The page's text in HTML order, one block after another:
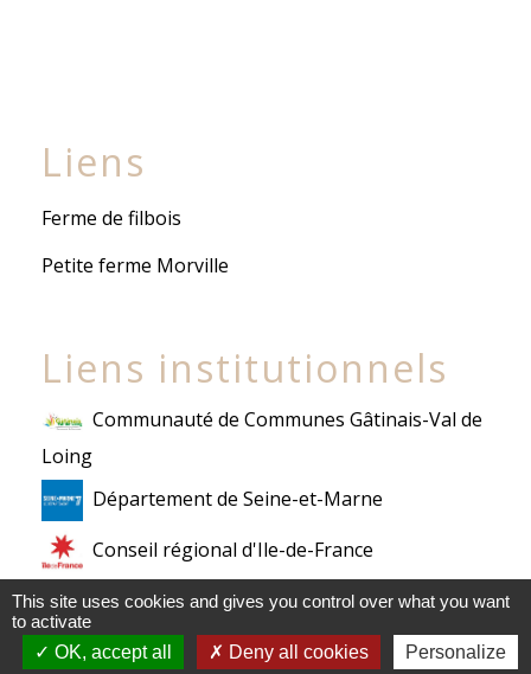
Liens
Ferme de filbois
Petite ferme Morville
Liens institutionnels
Communauté de Communes Gâtinais-Val de
Loing
Département de Seine-et-Marne
Conseil régional d'Ile-de-France
Préfecture de Seine-et-Marne
This site uses cookies and gives you control over what you want
to activate
OK, accept all
Deny all cookies Personalize